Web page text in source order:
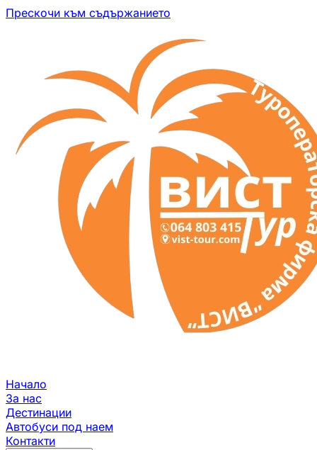
Прескочи към съдържанието
Начало
За нас
Дестинации
Автобуси под наем
Контакти